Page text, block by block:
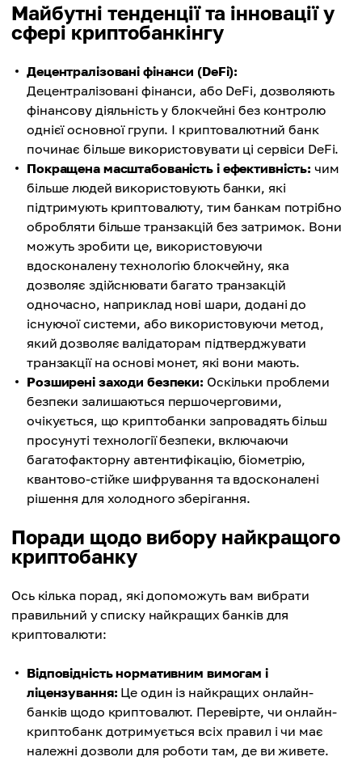
Майбутні тенденції та інновації у
сфері криптобанкінгу
Децентралізовані фінанси (DeFi):
Децентралізовані фінанси, або DeFi, дозволяють
фінансову діяльність у блокчейні без контролю
однієї основної групи. І криптовалютний банк
починає більше використовувати ці сервіси DeFi.
Покращена масштабованість і ефективність: чим
більше людей використовують банки, які
підтримують криптовалюту, тим банкам потрібно
обробляти більше транзакцій без затримок. Вони
можуть зробити це, використовуючи
вдосконалену технологію блокчейну, яка
дозволяє здійснювати багато транзакцій
одночасно, наприклад нові шари, додані до
існуючої системи, або використовуючи метод,
який дозволяє валідаторам підтверджувати
транзакції на основі монет, які вони мають.
Розширені заходи безпеки: Оскільки проблеми
безпеки залишаються першочерговими,
очікується, що криптобанки запровадять більш
просунуті технології безпеки, включаючи
багатофакторну автентифікацію, біометрію,
квантово-стійке шифрування та вдосконалені
рішення для холодного зберігання.
Поради щодо вибору найкращого
криптобанку
Ось кілька порад, які допоможуть вам вибрати
правильний у списку найкращих банків для
криптовалюти:
Відповідність нормативним вимогам і
ліцензування: Це один із найкращих онлайн-
банків щодо криптовалют. Перевірте, чи онлайн-
криптобанк дотримується всіх правил і чи має
належні дозволи для роботи там, де ви живете.